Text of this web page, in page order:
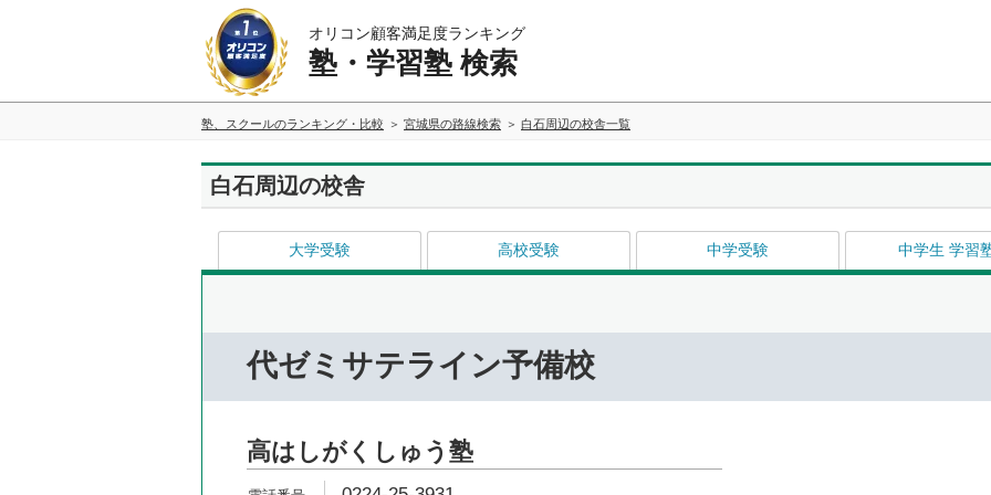
オリコン顧客満足度ランキング
塾・学習塾 検索
塾、スクールのランキング・比較 宮城県の路線検索 白石周辺の校舎一覧
白石周辺の校舎
大学受験 高校受験 中学受験 中学生 学習
代ゼミサテライン予備校
高はしがくしゅう塾